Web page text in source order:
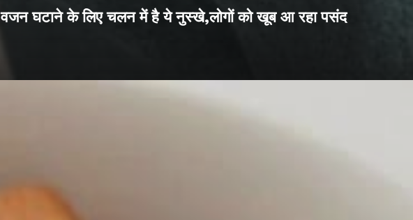
वजन घटाने के लिए चलन में है ये नुस्खे,लोगों को खूब आ रहा पसंद